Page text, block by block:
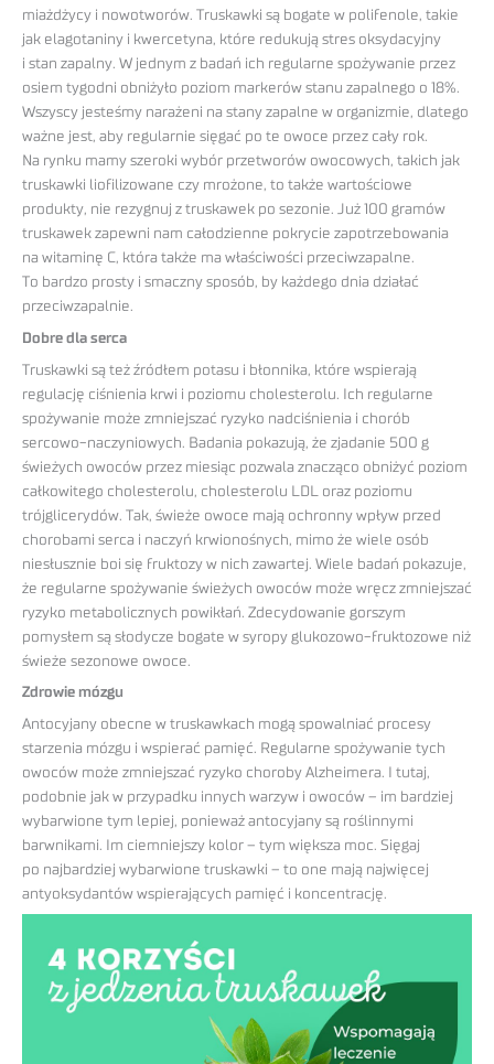
miażdżycy i nowotworów. Truskawki są bogate w polifenole, takie
jak elagotaniny i kwercetyna, które redukują stres oksydacyjny
i stan zapalny. W jednym z badań ich regularne spożywanie przez
osiem tygodni obniżyło poziom markerów stanu zapalnego o 18%.
Wszyscy jesteśmy narażeni na stany zapalne w organizmie, dlatego
ważne jest, aby regularnie sięgać po te owoce przez cały rok.
Na rynku mamy szeroki wybór przetworów owocowych, takich jak
truskawki liofilizowane czy mrożone, to także wartościowe
produkty, nie rezygnuj z truskawek po sezonie. Już 100 gramów
truskawek zapewni nam całodzienne pokrycie zapotrzebowania
na witaminę C, która także ma właściwości przeciwzapalne.
To bardzo prosty i smaczny sposób, by każdego dnia działać
przeciwzapalnie.
Dobre dla serca
Truskawki są też źródłem potasu i błonnika, które wspierają
regulację ciśnienia krwi i poziomu cholesterolu. Ich regularne
spożywanie może zmniejszać ryzyko nadciśnienia i chorób
sercowo-naczyniowych. Badania pokazują, że zjadanie 500 g
świeżych owoców przez miesiąc pozwala znacząco obniżyć poziom
całkowitego cholesterolu, cholesterolu LDL oraz poziomu
trójglicerydów. Tak, świeże owoce mają ochronny wpływ przed
chorobami serca i naczyń krwionośnych, mimo że wiele osób
niesłusznie boi się fruktozy w nich zawartej. Wiele badań pokazuje,
że regularne spożywanie świeżych owoców może wręcz zmniejszać
ryzyko metabolicznych powikłań. Zdecydowanie gorszym
pomysłem są słodycze bogate w syropy glukozowo-fruktozowe niż
świeże sezonowe owoce.
Zdrowie mózgu
Antocyjany obecne w truskawkach mogą spowalniać procesy
starzenia mózgu i wspierać pamięć. Regularne spożywanie tych
owoców może zmniejszać ryzyko choroby Alzheimera. I tutaj,
podobnie jak w przypadku innych warzyw i owoców – im bardziej
wybarwione tym lepiej, ponieważ antocyjany są roślinnymi
barwnikami. Im ciemniejszy kolor – tym większa moc. Sięgaj
po najbardziej wybarwione truskawki – to one mają najwięcej
antyoksydantów wspierających pamięć i koncentrację.